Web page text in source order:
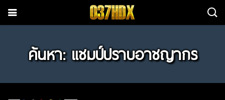
ค้นหา: แชมป์ปราบอาชญากร